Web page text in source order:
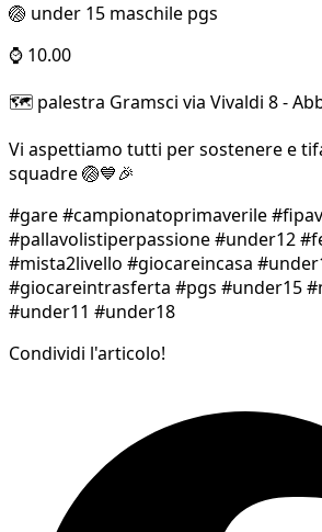
🏐 under 15 maschile pgs
⌚ 10.00
🗺️ palestra Gramsci via Vivaldi 8 -
Vi aspettiamo tutti per sostenere e
squadre 🏐💙🎉
#gare #campionatoprimaverile
#pallavolistiperpassione #under12
#mista2livello #giocareincasa
#giocareintrasferta #pgs #under15
#under11 #under18
Condividi l'articolo!